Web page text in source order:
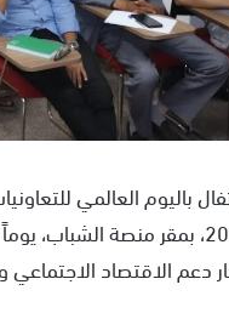
باليوم العالمي
02 يوليوز 2026، بمقر منصة
الاقتصاد الاجتماعي